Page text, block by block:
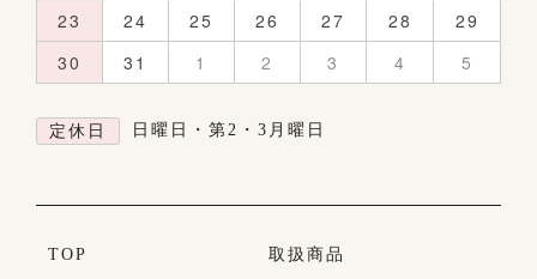
23
24 25 26 27 28
29
30
31 1 2 3 4 5
定休日 日曜日・第2・3月曜日
TOP 取扱商品